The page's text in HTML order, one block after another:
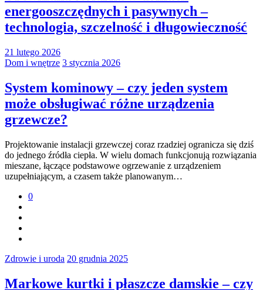
energooszczędnych i pasywnych –
technologia, szczelność i długowieczność
21 lutego 2026
Dom i wnętrze 3 stycznia 2026
System kominowy – czy jeden system
może obsługiwać różne urządzenia
grzewcze?
Projektowanie instalacji grzewczej coraz rzadziej ogranicza się dziś
do jednego źródła ciepła. W wielu domach funkcjonują rozwiązania
mieszane, łączące podstawowe ogrzewanie z urządzeniem
uzupełniającym, a czasem także planowanym…
0
Zdrowie i uroda 20 grudnia 2025
Markowe kurtki i płaszcze damskie – czy